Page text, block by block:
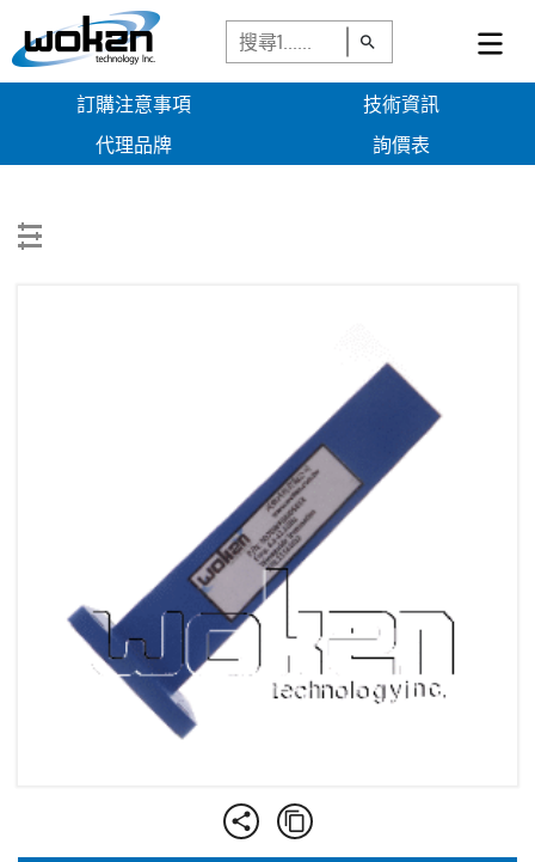
訂購注意事項
技術資訊
代理品牌
詢價表